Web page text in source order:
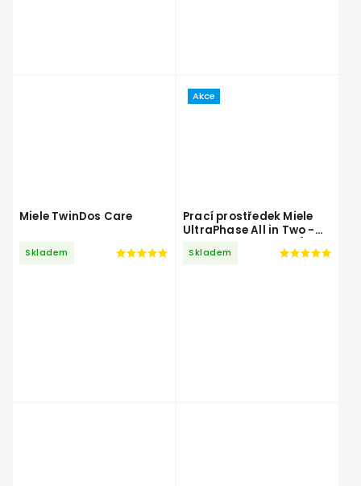
Miele TwinDos Care
Skladem
Akce
Prací prostředek Miele
UltraPhase All in Two -
1,4 l)
Skladem